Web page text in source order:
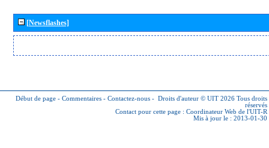
[Newsflashes]
Début de page - Commentaires - Contactez-nous - Droits d'auteur © UIT 2026 Tous droits
réservés
Contact pour cette page : Coordinateur Web de l'UIT-R
Mis à jour le : 2013-01-30